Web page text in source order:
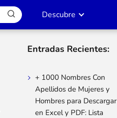
Descubre
Entradas Recientes:
+ 1000 Nombres Con
Apellidos de Mujeres y
Hombres para Descargar
en Excel y PDF: Lista